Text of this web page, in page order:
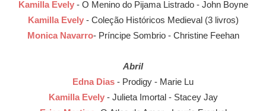
Kamilla Evely- O Menino do Pijama Listrado - John Boyne
Kamilla Evely- Coleção Históricos Medieval (3 livros)
Monica Navarro- Príncipe Sombrio - Christine Feehan
Abril
Edna Dias - Prodigy - Marie Lu
Kamilla Evely- Julieta Imortal - Stacey Jay